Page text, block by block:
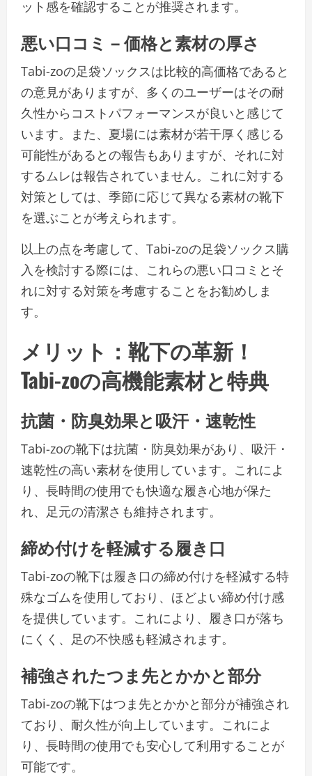
ット感を確認することが推奨されます。
悪い口コミ – 価格と素材の厚さ
Tabi-zoの足袋ソックスは比較的高価格であると
の意見がありますが、多くのユーザーはその耐
久性からコストパフォーマンスが良いと感じて
います。また、夏場には素材が若干厚く感じる
可能性があるとの報告もありますが、それに対
するムレは報告されていません。これに対する
対策としては、季節に応じて異なる素材の靴下
を選ぶことが考えられます。
以上の点を考慮して、Tabi-zoの足袋ソックス購
入を検討する際には、これらの悪い口コミとそ
れに対する対策を考慮することをお勧めしま
す。
メリット：靴下の革新！
Tabi-zoの高機能素材と特典
抗菌・防臭効果と吸汗・速乾性
Tabi-zoの靴下は抗菌・防臭効果があり、吸汗・
速乾性の高い素材を使用しています。これによ
り、長時間の使用でも快適な履き心地が保た
れ、足元の清潔さも維持されます。
締め付けを軽減する履き口
Tabi-zoの靴下は履き口の締め付けを軽減する特
殊なゴムを使用しており、ほどよい締め付け感
を提供しています。これにより、履き口が落ち
にくく、足の不快感も軽減されます。
補強されたつま先とかかと部分
Tabi-zoの靴下はつま先とかかと部分が補強され
ており、耐久性が向上しています。これによ
り、長時間の使用でも安心して利用することが
可能です。